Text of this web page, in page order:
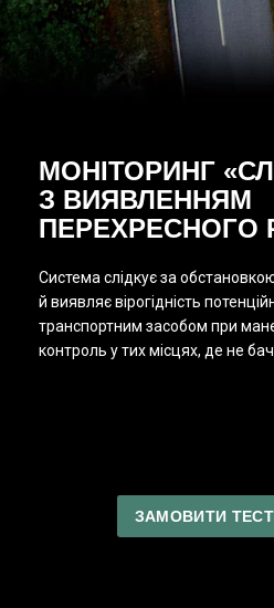
МОНІТОРИНГ
З ВИЯВЛЕННЯМ
ПЕРЕХРЕСНОГО
Система слідкує за
й виявляє вірогідність
транспортним засобом при
контроль у тих місцях, де не
ЗАМОВИТИ